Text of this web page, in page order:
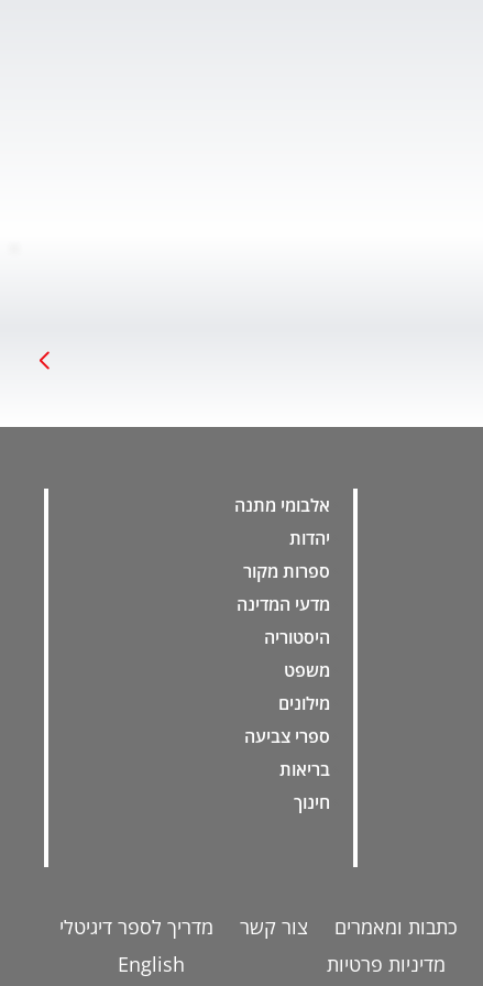
אלבומי מתנה
יהדות
ספרות מקור
מדעי המדינה
היסטוריה
משפט
מילונים
ספרי צביעה
בריאות
חינוך
כתבות ומאמרים צור קשר
מדריך לספר דיגיטלי
מדיניות פרטיות English